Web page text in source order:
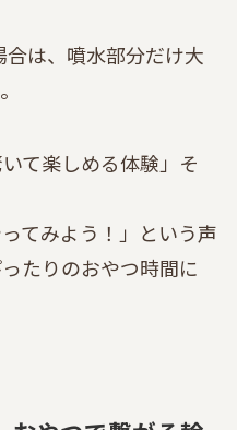
は、噴水部分だけ大
て楽しめる体験」そ
てみよう！」という声
たりのおやつ時間に